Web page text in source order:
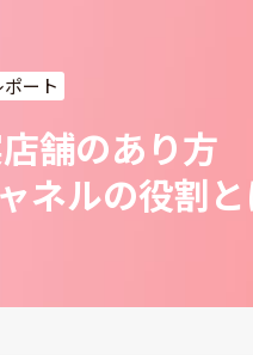
デジタル化・AI導入補助金
ポート
舗のあり方
ネルの役割